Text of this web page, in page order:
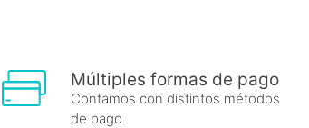
Múltiples formas de pago
Contamos con distintos métodos
de pago.